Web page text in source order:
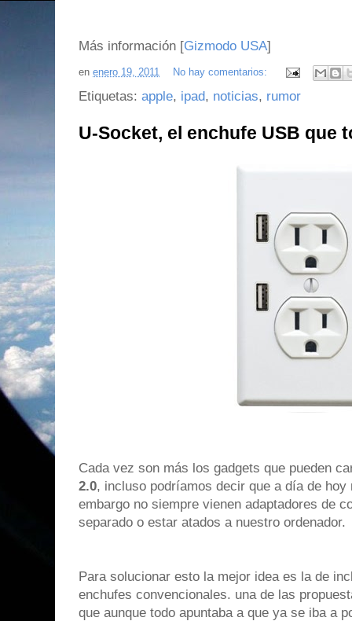
Más información [Gizmodo USA]
en enero 19, 2011 No hay comentarios:
Etiquetas: apple, ipad, noticias, rumor
U-Socket, el enchufe USB que
Cada vez son más los gadgets que pueden
2.0, incluso podríamos decir que a día de
embargo no siempre vienen adaptadores de
separado o estar atados a nuestro ordenador.
Para solucionar esto la mejor idea es la de
enchufes convencionales. una de las
que aunque todo apuntaba a que ya se iba a